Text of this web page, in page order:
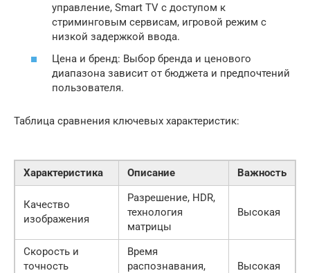
управление, Smart TV с доступом к
стриминговым сервисам, игровой режим с
низкой задержкой ввода.
Цена и бренд: Выбор бренда и ценового
диапазона зависит от бюджета и предпочтений
пользователя.
Таблица сравнения ключевых характеристик:
Характеристика Описание Важность
Качество
изображения
Разрешение, HDR,
технология
матрицы
Высокая
Скорость и
точность
Время
распознавания,
Высокая